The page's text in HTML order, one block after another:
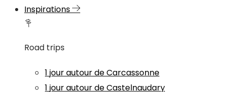
Inspirations
Road trips
1 jour autour de Carcassonne
1 jour autour de Castelnaudary